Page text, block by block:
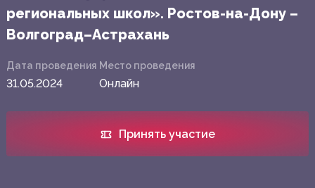
региональных школ». Ростов-на-Дону –
Волгоград–Астрахань
Дата проведения
31.05.2024
Место проведения
Онлайн
Принять участие